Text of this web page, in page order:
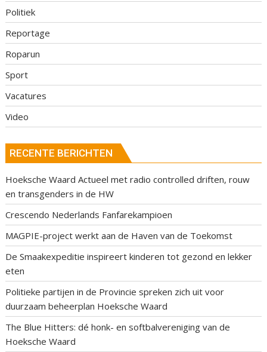
Politiek
Reportage
Roparun
Sport
Vacatures
Video
RECENTE BERICHTEN
Hoeksche Waard Actueel met radio controlled driften, rouw
en transgenders in de HW
Crescendo Nederlands Fanfarekampioen
MAGPIE-project werkt aan de Haven van de Toekomst
De Smaakexpeditie inspireert kinderen tot gezond en lekker
eten
Politieke partijen in de Provincie spreken zich uit voor
duurzaam beheerplan Hoeksche Waard
The Blue Hitters: dé honk- en softbalvereniging van de
Hoeksche Waard